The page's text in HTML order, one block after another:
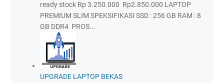
ready stock Rp 3.250.000 Rp2.850.000 LAPTOP
PREMIUM SLIM SPEKSIFIKASI SSD : 256 GB RAM : 8
GB DDR4 PROS...
UPGRADE LAPTOP BEKAS